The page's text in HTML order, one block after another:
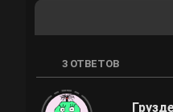
3 ОТВЕТОВ